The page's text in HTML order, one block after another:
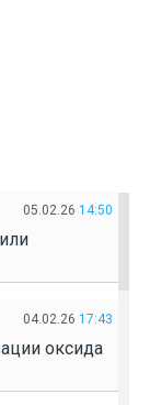
05.02.26 14:50
04.02.26 17:43
оксида